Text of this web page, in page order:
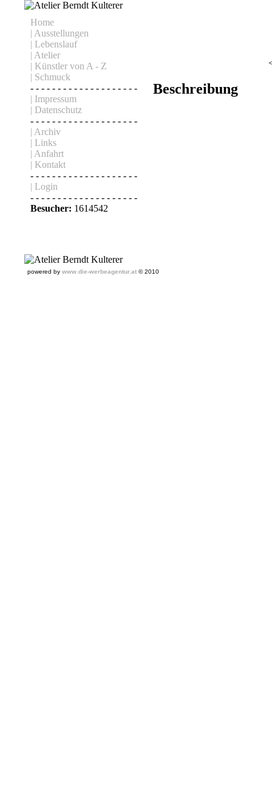
Home
| Ausstellungen
| Lebenslauf
| Atelier
| Künstler von A - Z
| Schmuck
- - - - - - - - - - - - - - - - - - - -
| Impressum
| Datenschutz
- - - - - - - - - - - - - - - - - - - -
| Archiv
| Links
| Anfahrt
| Kontakt
- - - - - - - - - - - - - - - - - - - -
| Login
- - - - - - - - - - - - - - - - - - - -
Besucher: 1614542
Beschreibung
powered by www.die-werbeagentur.at © 2010